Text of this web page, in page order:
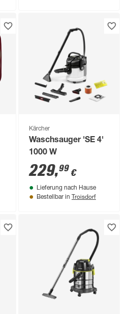
Kärcher
Waschsauger 'SE 4'
1000 W
229,99 €
Lieferung nach Hause
Bestellbar in Troisdorf